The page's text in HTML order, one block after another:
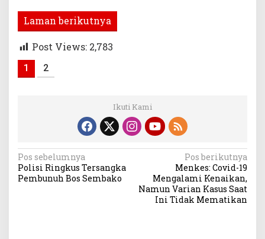
Laman berikutnya
Post Views: 2,783
1 2
Ikuti Kami
Navigasi
pos
Pos sebelumnya
Polisi Ringkus Tersangka
Pembunuh Bos Sembako
Pos berikutnya
Menkes: Covid-19
Mengalami Kenaikan,
Namun Varian Kasus Saat
Ini Tidak Mematikan